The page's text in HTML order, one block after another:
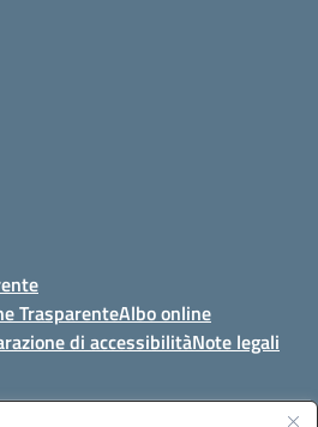
TrasparenteAlbo online
di accessibilitàNote legali